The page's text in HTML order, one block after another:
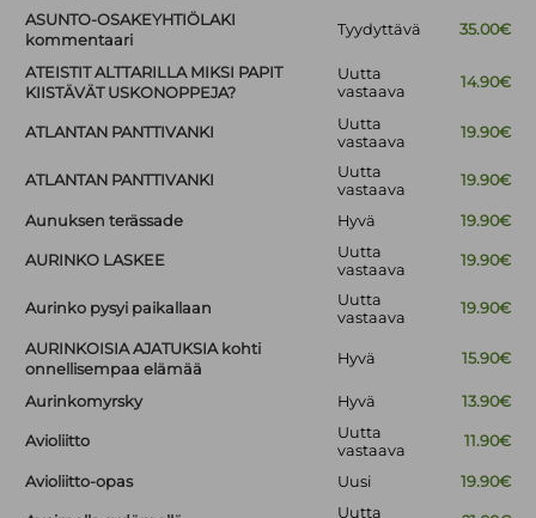
ASUNTO-OSAKEYHTIÖLAKI
kommentaari
Tyydyttävä 35.00€
ATEISTIT ALTTARILLA MIKSI PAPIT
KIISTÄVÄT USKONOPPEJA?
Uutta
vastaava
14.90€
ATLANTAN PANTTIVANKI
Uutta
vastaava
19.90€
ATLANTAN PANTTIVANKI
Uutta
vastaava
19.90€
Aunuksen terässade Hyvä 19.90€
AURINKO LASKEE
Uutta
vastaava
19.90€
Aurinko pysyi paikallaan
Uutta
vastaava
19.90€
AURINKOISIA AJATUKSIA kohti
onnellisempaa elämää
Hyvä 15.90€
Aurinkomyrsky Hyvä 13.90€
Avioliitto
Uutta
vastaava
11.90€
Avioliitto-opas Uusi 19.90€
Uutta